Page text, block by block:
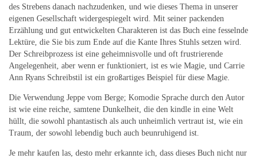
des Strebens danach nachzudenken, und wie dieses Thema in unserer
eigenen Gesellschaft widergespiegelt wird. Mit seiner packenden
Erzählung und gut entwickelten Charakteren ist das Buch eine fesselnde
Lektüre, die Sie bis zum Ende auf die Kante Ihres Stuhls setzen wird.
Der Schreibprozess ist eine geheimnisvolle und oft frustrierende
Angelegenheit, aber wenn er funktioniert, ist es wie Magie, und Carrie
Ann Ryans Schreibstil ist ein großartiges Beispiel für diese Magie.
Die Verwendung Jeppe vom Berge; Komodie Sprache durch den Autor
ist wie eine reiche, samtene Dunkelheit, die den kindle in eine Welt
hüllt, die sowohl phantastisch als auch unheimlich vertraut ist, wie ein
Traum, der sowohl lebendig buch auch beunruhigend ist.
Je mehr kaufen las, desto mehr erkannte ich, dass dieses Buch nicht nur